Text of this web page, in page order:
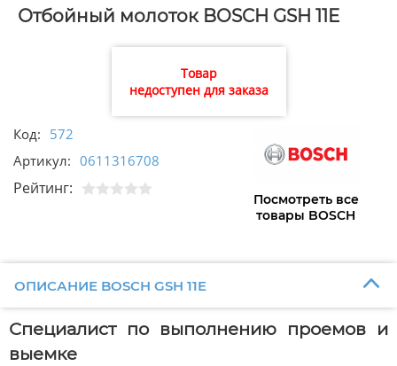
Отбойный молоток BOSCH GSH 11E
Товар
недоступен для заказа
Код: 572
Артикул: 0611316708
Рейтинг:
Посмотреть все
товары BOSCH
ОПИСАНИЕ BOSCH GSH 11E
Специалист по выполнению проемов и
выемке